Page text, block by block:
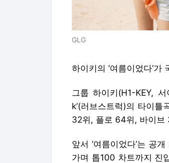
GLG
하이키의 ‘여름이었다’가
그룹 하이키(H1-KEY,
k’(러브스트럭)의 타이
32위, 플로 64위, 바이브
앞서 ‘여름이었다’는 공
가며 톱100 차트까지 진